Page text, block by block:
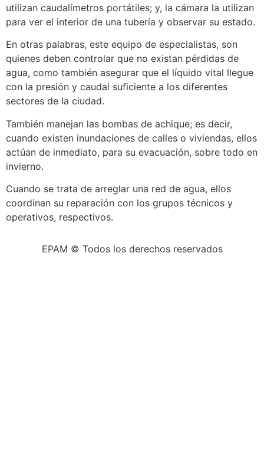
utilizan caudalímetros portátiles; y, la cámara la utilizan
para ver el interior de una tubería y observar su estado.
En otras palabras, este equipo de especialistas, son
quienes deben controlar que no existan pérdidas de
agua, como también asegurar que el líquido vital llegue
con la presión y caudal suficiente a los diferentes
sectores de la ciudad.
También manejan las bombas de achique; es decir,
cuando existen inundaciones de calles o viviendas, ellos
actúan de inmediato, para su evacuación, sobre todo en
invierno.
Cuando se trata de arreglar una red de agua, ellos
coordinan su reparación con los grupos técnicos y
operativos, respectivos.
EPAM © Todos los derechos reservados